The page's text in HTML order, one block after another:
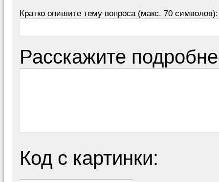
Кратко опишите тему вопроса (макс. 70 символов):
Расскажите
Код с картинки: